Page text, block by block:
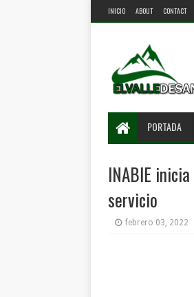
INICIO ABOUT CONTACT
PORTADA
INABIE
servicio
febrero 03, 2022